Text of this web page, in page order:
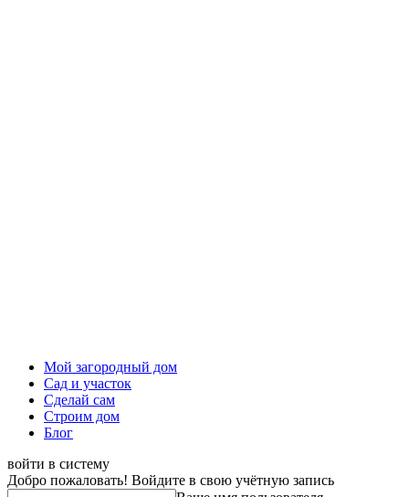
Мой загородный дом
Сад и участок
Сделай сам
Строим дом
Блог
войти в систему
Добро пожаловать! Войдите в свою учётную запись